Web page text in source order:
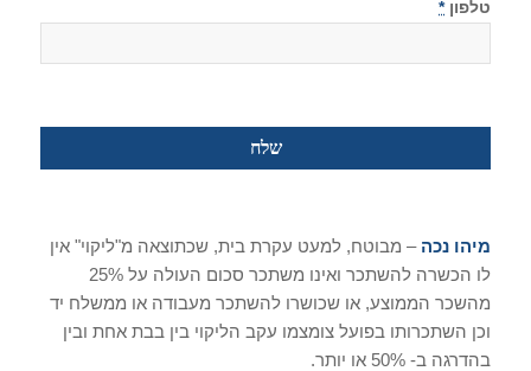
טלפון*
מיהו נכה – מבוטח, למעט עקרת בית, שכתוצאה מ"ליקוי" אין
לו הכשרה להשתכר ואינו משתכר סכום העולה על 25%
מהשכר הממוצע, או שכושרו להשתכר מעבודה או ממשלח יד
וכן השתכרותו בפועל צומצמו עקב הליקוי בין בבת אחת ובין
בהדרגה ב- 50% או יותר.